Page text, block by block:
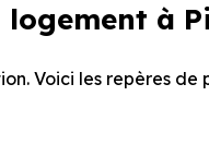
à
Voici les repères